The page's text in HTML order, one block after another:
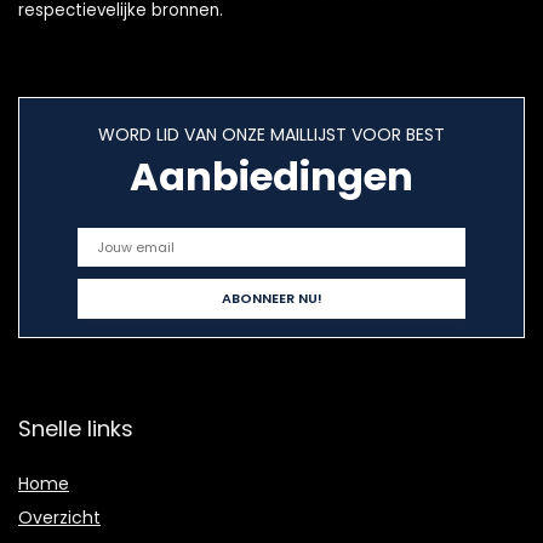
respectievelijke bronnen.
WORD LID VAN ONZE MAILLIJST VOOR BEST
Aanbiedingen
Snelle links
Home
Overzicht